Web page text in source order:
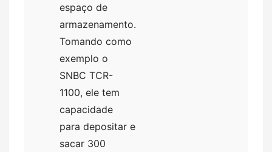
espaço de
armazenamento.
Tomando como
exemplo o
SNBC TCR-
1100, ele tem
capacidade
para depositar e
sacar 300